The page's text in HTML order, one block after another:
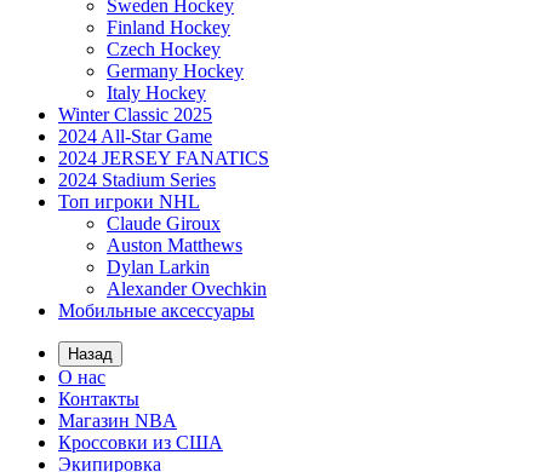
Sweden Hockey
Finland Hockey
Czech Hockey
Germany Hockey
Italy Hockey
Winter Classic 2025
2024 All-Star Game
2024 JERSEY FANATICS
2024 Stadium Series
Топ игроки NHL
Claude Giroux
Auston Matthews
Dylan Larkin
Alexander Ovechkin
Мобильные аксессуары
Назад
О нас
Контакты
Магазин NBA
Кроссовки из США
Экипировка